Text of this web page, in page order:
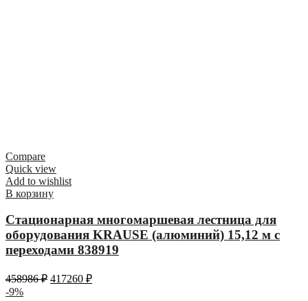
Compare
Quick view
Add to wishlist
В корзину
Стационарная многомаршевая лестница для
оборудования KRAUSE (алюминий) 15,12 м с
переходами 838919
458986₽ 417260 ₽
-9%